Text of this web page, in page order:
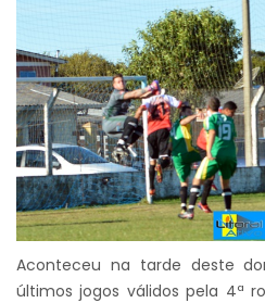
Aconteceu na tarde deste
últimos jogos válidos pela 4ª